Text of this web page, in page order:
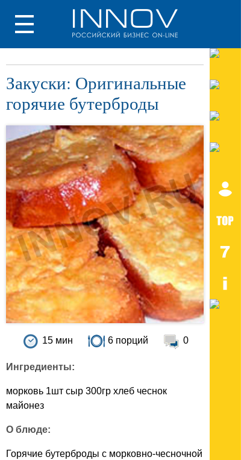
Закуски: Оригинальные
горячие бутерброды
15 мин 6 порций 0
Ингредиенты:
морковь 1шт сыр 300гр хлеб чеснок
майонез
О блюде:
Горячие бутерброды с морковно-чесночной